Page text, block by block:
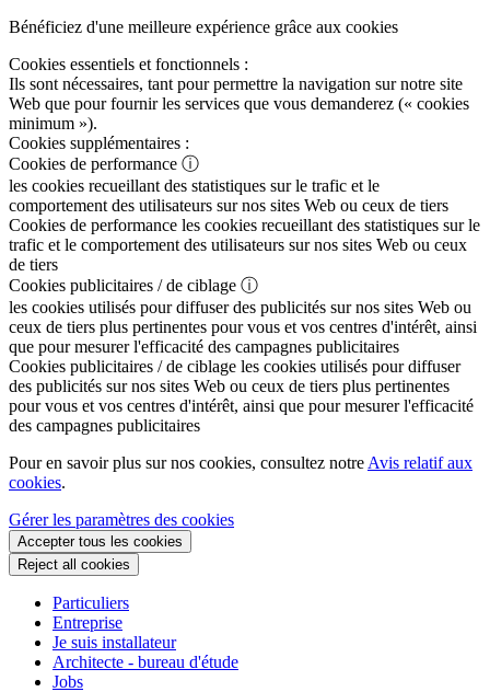
Bénéficiez d'une meilleure expérience grâce aux cookies
Cookies essentiels et fonctionnels :
Ils sont nécessaires, tant pour permettre la navigation sur notre site
Web que pour fournir les services que vous demanderez (« cookies
minimum »).
Cookies supplémentaires :
Cookies de performance ⓘ
les cookies recueillant des statistiques sur le trafic et le
comportement des utilisateurs sur nos sites Web ou ceux de tiers
Cookies de performance les cookies recueillant des statistiques sur le
trafic et le comportement des utilisateurs sur nos sites Web ou ceux
de tiers
Cookies publicitaires / de ciblage ⓘ
les cookies utilisés pour diffuser des publicités sur nos sites Web ou
ceux de tiers plus pertinentes pour vous et vos centres d'intérêt, ainsi
que pour mesurer l'efficacité des campagnes publicitaires
Cookies publicitaires / de ciblage les cookies utilisés pour diffuser
des publicités sur nos sites Web ou ceux de tiers plus pertinentes
pour vous et vos centres d'intérêt, ainsi que pour mesurer l'efficacité
des campagnes publicitaires
Pour en savoir plus sur nos cookies, consultez notre Avis relatif aux
cookies.
Gérer les paramètres des cookies
Accepter tous les cookies
Reject all cookies
Particuliers
Entreprise
Je suis installateur
Architecte - bureau d'étude
Jobs